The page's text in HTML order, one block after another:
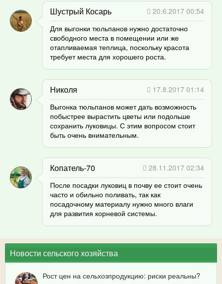
Шустрый Косарь
20.6.2017 00:54
Для выгонки тюльпанов нужно достаточно
свободного места в помещении или же
отапливаемая теплица, поскольку красота
требует места для хорошего роста.
Николя
17.8.2017 01:14
Выгонка тюльпанов может дать возможность
побыстрее вырастить цветы или подольше
сохранить луковицы. С этим вопросом стоит
быть очень внимательным.
Копатель-70
28.11.2017 02:34
После посадки луковиц в почву ее стоит очень
часто и обильно поливать, так как
посадочному материалу нужно много влаги
для развития корневой системы.
Новости сельского хозяйства
Рост цен на сельхозпродукцию: риски реальны?